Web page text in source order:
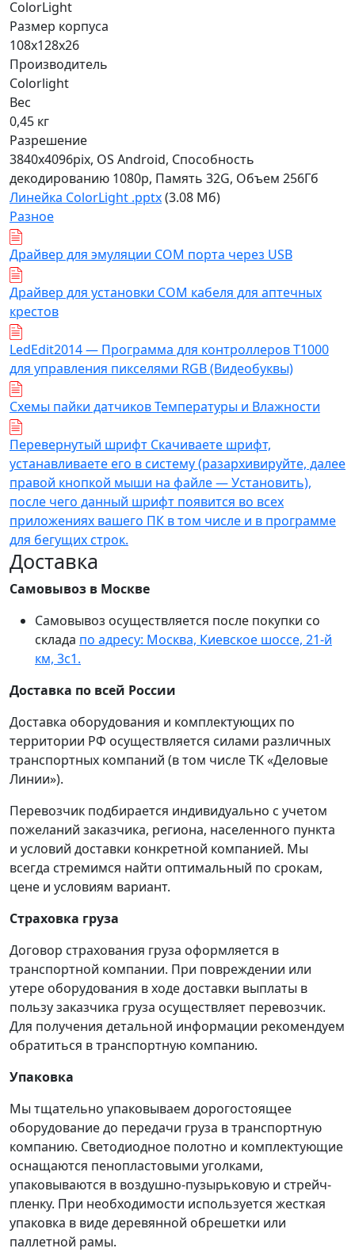
ColorLight
Размер корпуса
108x128x26
Производитель
Colorlight
Вес
0,45 кг
Разрешение
3840x4096pix, OS Android, Способность
декодированию 1080р, Память 32G, Объем 256Гб
Линейка ColorLight .pptx(3.08 Мб)
Разное
Драйвер для эмуляции COM порта через USB
Драйвер для установки COM кабеля для аптечных
крестов
LedEdit2014 — Программа для контроллеров T1000
для управления пикселями RGB (Видеобуквы)
Схемы пайки датчиков Температуры и Влажности
Перевернутый шрифт Скачиваете шрифт,
устанавливаете его в систему (разархивируйте, далее
правой кнопкой мыши на файле — Установить),
после чего данный шрифт появится во всех
приложениях вашего ПК в том числе и в программе
для бегущих строк.
Доставка
Самовывоз в Москве
Самовывоз осуществляется после покупки со
склада по адресу: Москва, Киевское шоссе, 21-й
км, 3с1.
Доставка по всей России
Доставка оборудования и комплектующих по
территории РФ осуществляется силами различных
транспортных компаний (в том числе ТК «Деловые
Линии»).
Перевозчик подбирается индивидуально с учетом
пожеланий заказчика, региона, населенного пункта
и условий доставки конкретной компанией. Мы
всегда стремимся найти оптимальный по срокам,
цене и условиям вариант.
Страховка груза
Договор страхования груза оформляется в
транспортной компании. При повреждении или
утере оборудования в ходе доставки выплаты в
пользу заказчика груза осуществляет перевозчик.
Для получения детальной информации рекомендуем
обратиться в транспортную компанию.
Упаковка
Мы тщательно упаковываем дорогостоящее
оборудование до передачи груза в транспортную
компанию. Светодиодное полотно и комплектующие
оснащаются пенопластовыми уголками,
упаковываются в воздушно-пузырьковую и стрейч-
пленку. При необходимости используется жесткая
упаковка в виде деревянной обрешетки или
паллетной рамы.